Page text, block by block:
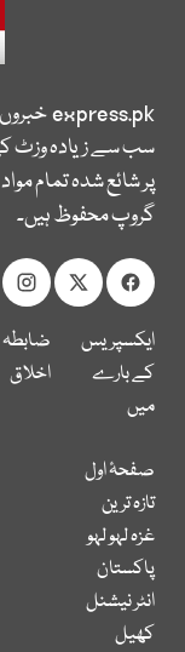
express.pk
سب سے زیادہ وزٹ
پر شائع شدہ تمام
گروپ محفوظ ہیں۔
ایکسپریس
کے بارے
میں
ضابطہ
اخلاق
صفحۂ اول
تازہ ترین
غزہ لہو لہو
پاکستان
انٹر نیشنل
کھیل